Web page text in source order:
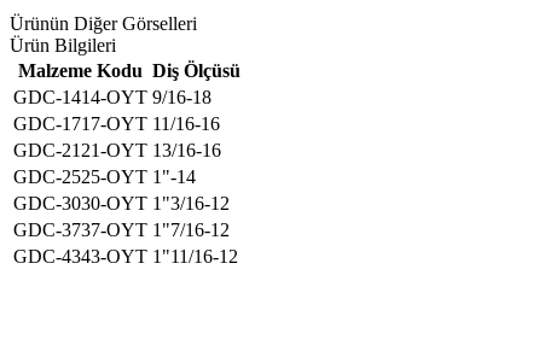
Ürünün Diğer Görselleri
Ürün Bilgileri
Malzeme Kodu Diş Ölçüsü
GDC-1414-OYT 9/16-18
GDC-1717-OYT 11/16-16
GDC-2121-OYT 13/16-16
GDC-2525-OYT 1"-14
GDC-3030-OYT 1"3/16-12
GDC-3737-OYT 1"7/16-12
GDC-4343-OYT 1"11/16-12